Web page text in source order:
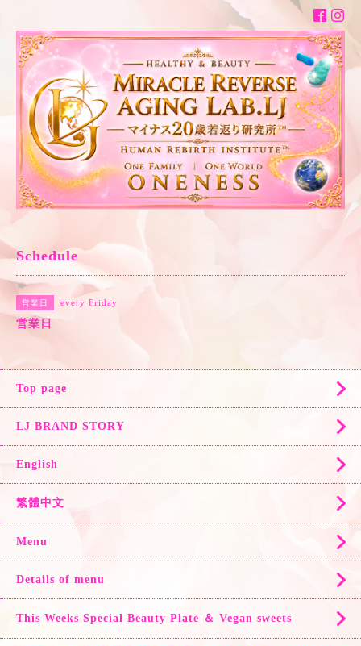
Schedule
営業日 every Friday
営業日
Top page
LJ BRAND STORY
English
繁體中文
Menu
Details of menu
This Weeks Special Beauty Plate ＆ Vegan sweets